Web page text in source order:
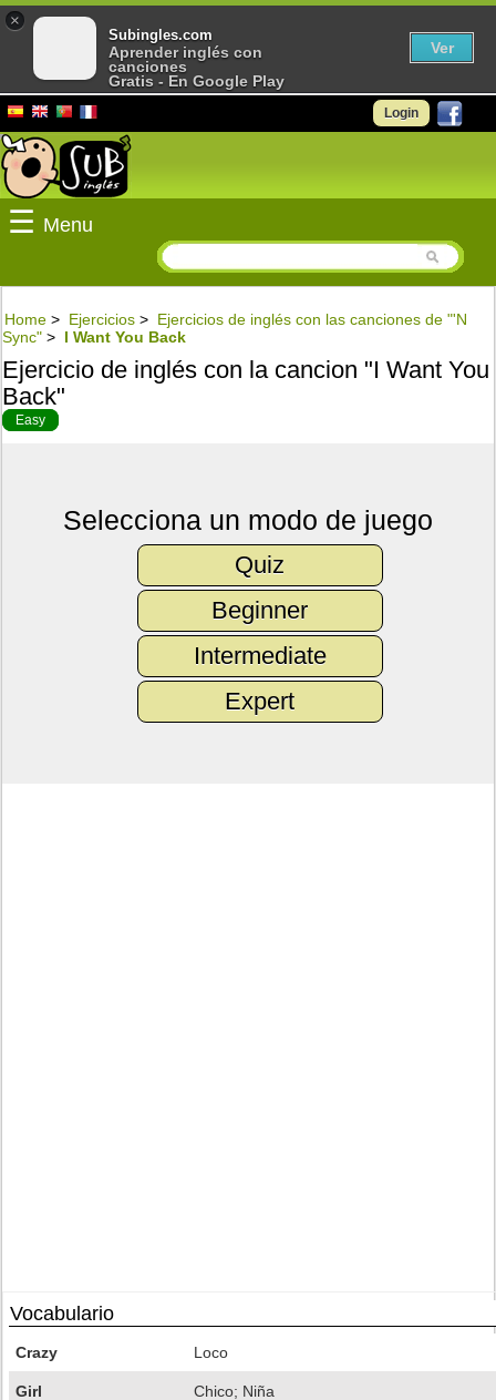
Login
☰ Menu
Home > Ejercicios > Ejercicios de inglés con las canciones de "'N
Sync" > I Want You Back
Ejercicio de inglés con la cancion "I Want You
Back"
Easy
Selecciona un modo de juego
Quiz
Beginner
Intermediate
Expert
Vocabulario
Crazy Loco
Girl Chico; Niña
×
Subingles.com
Aprender inglés con
canciones
Gratis - En Google Play
Ver